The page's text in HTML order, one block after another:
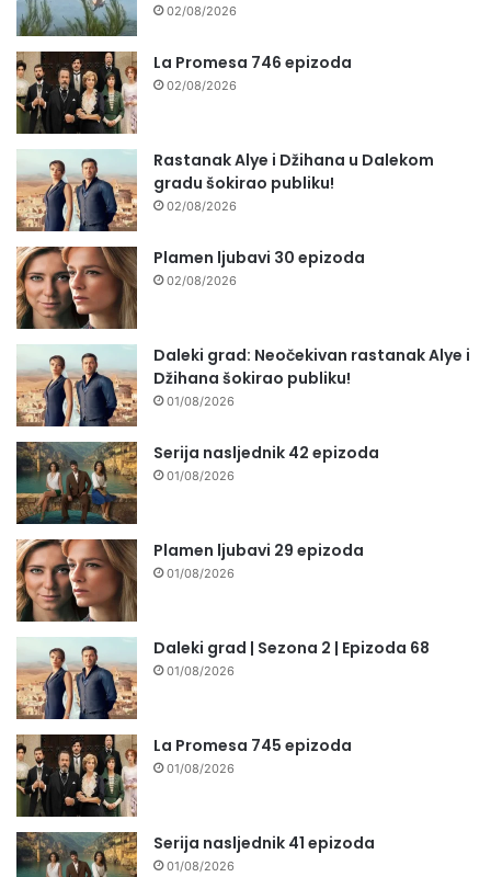
02/08/2026
La Promesa 746 epizoda
02/08/2026
Rastanak Alye i Džihana u Dalekom
gradu šokirao publiku!
02/08/2026
Plamen ljubavi 30 epizoda
02/08/2026
Daleki grad: Neočekivan rastanak Alye i
Džihana šokirao publiku!
01/08/2026
Serija nasljednik 42 epizoda
01/08/2026
Plamen ljubavi 29 epizoda
01/08/2026
Daleki grad | Sezona 2 | Epizoda 68
01/08/2026
La Promesa 745 epizoda
01/08/2026
Serija nasljednik 41 epizoda
01/08/2026